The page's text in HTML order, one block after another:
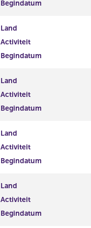
Begindatum
Land
Activiteit
Begindatum
Land
Activiteit
Begindatum
Land
Activiteit
Begindatum
Land
Activiteit
Begindatum